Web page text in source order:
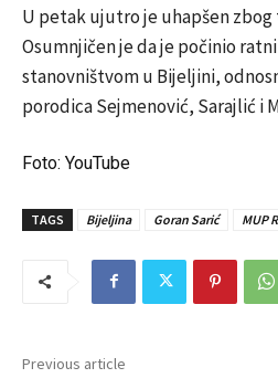
U petak ujutro je uhapšen
Osumnjičen je da je počinio
stanovništvom u Bijeljini,
porodica Sejmenović, Sarajlić i
Foto: YouTube
TAGS Bijeljina Goran Sarić MUP
Previous article